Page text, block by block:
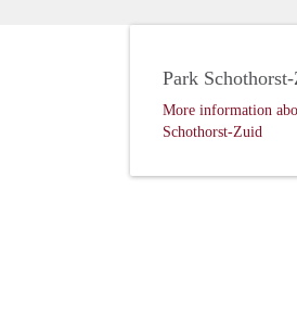
Park
More information
Schothorst-Zuid